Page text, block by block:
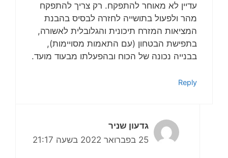
עדיין לא מאוחר להתפקח. רק צריך להתפקח
מהר ולפעול בתושייה לחזרה לבסיס בהבנת
המציאות המזרח תיכונית והגלובלית לאשורה,
בתפישת הבטחון (עם התאמות מסויימות),
בבנייה נכונה של הכוח ובהפעלתו מבעוד מועד.
Reply
גדעון שניר
25 בפברואר 2022 בשעה 21:17